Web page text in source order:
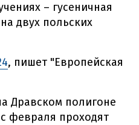
– гусеничная
двух польских
, пишет "Европейская
Дравском полигоне
февраля проходят